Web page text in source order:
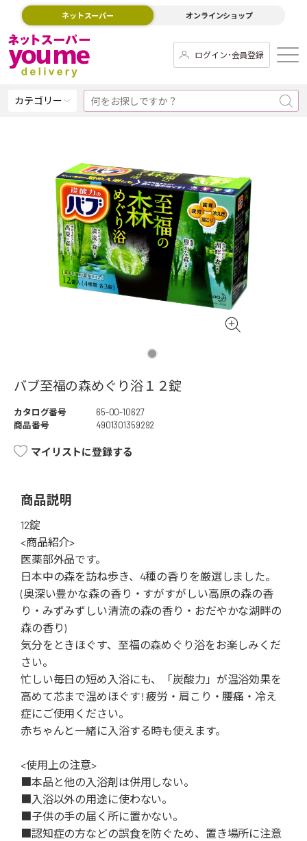
ネットスーパー オンラインショップ
ログイン･会員登録
カテゴリー
バブ至福の森めぐり浴１２錠
カタログ番号
65-00-10627
商品番号
4901301359292
マイリストに登録する
商品説明
12錠
<商品紹介>
医薬部外品です。
日本中の森を訪ね歩き、4種の香りを厳選しました。
(奥深い豊かな森の香り・すがすがしい高原の森の香
り・みずみずしい清流の森の香り・おだやかな湖畔の
森の香り)
気分をときほぐす、至福の森めぐり浴をお楽しみくだ
さい。
忙しい毎日の短め入浴にも、「炭酸力」が温浴効果を
高めて芯まで温めほぐす! 疲労・肩こり・腰痛・冷え
症にご使用ください。
赤ちゃんと一緒に入浴する時も使えます。
<使用上の注意>
■本品と他の入浴剤は併用しない。
■入浴以外の用途に使わない。
■子供の手の届く所に置かない。
■認知症の方などの誤食を防ぐため、置き場所に注意